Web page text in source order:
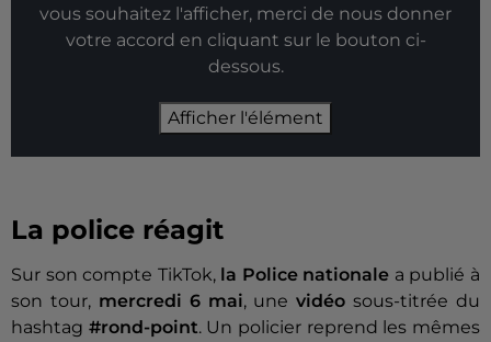
vous souhaitez l'afficher, merci de nous donner
votre accord en cliquant sur le bouton ci-
dessous.
Afficher l'élément
La police réagit
Sur son compte TikTok, la Police nationale a publié à
son tour,mercredi 6 mai, unevidéosous-titrée du
hashtag #rond-point. Un policier reprend les mêmes